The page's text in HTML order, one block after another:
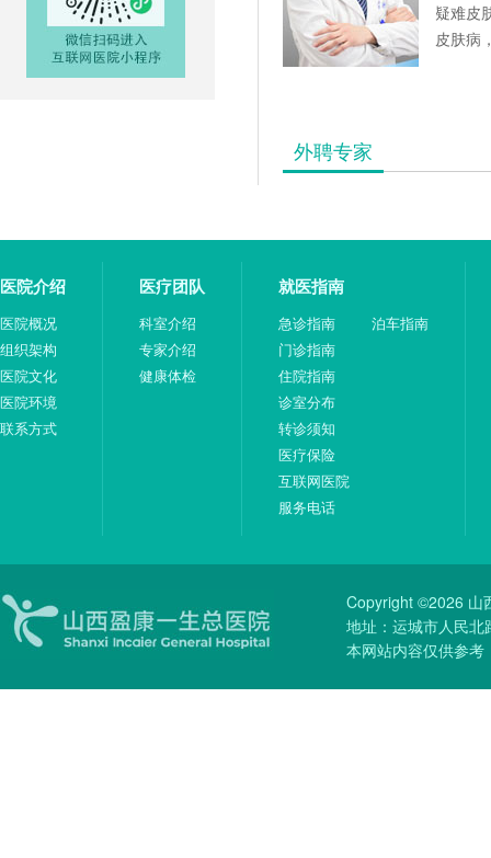
疑难皮
皮肤病
外聘专家
医院介绍
医院概况
组织架构
医院文化
医院环境
联系方式
医疗团队
科室介绍
专家介绍
健康体检
就医指南
急诊指南
门诊指南
住院指南
诊室分布
转诊须知
医疗保险
互联网医院
服务电话
泊车指南
Copyright ©2026
地址：运城市人民
本网站内容仅供参